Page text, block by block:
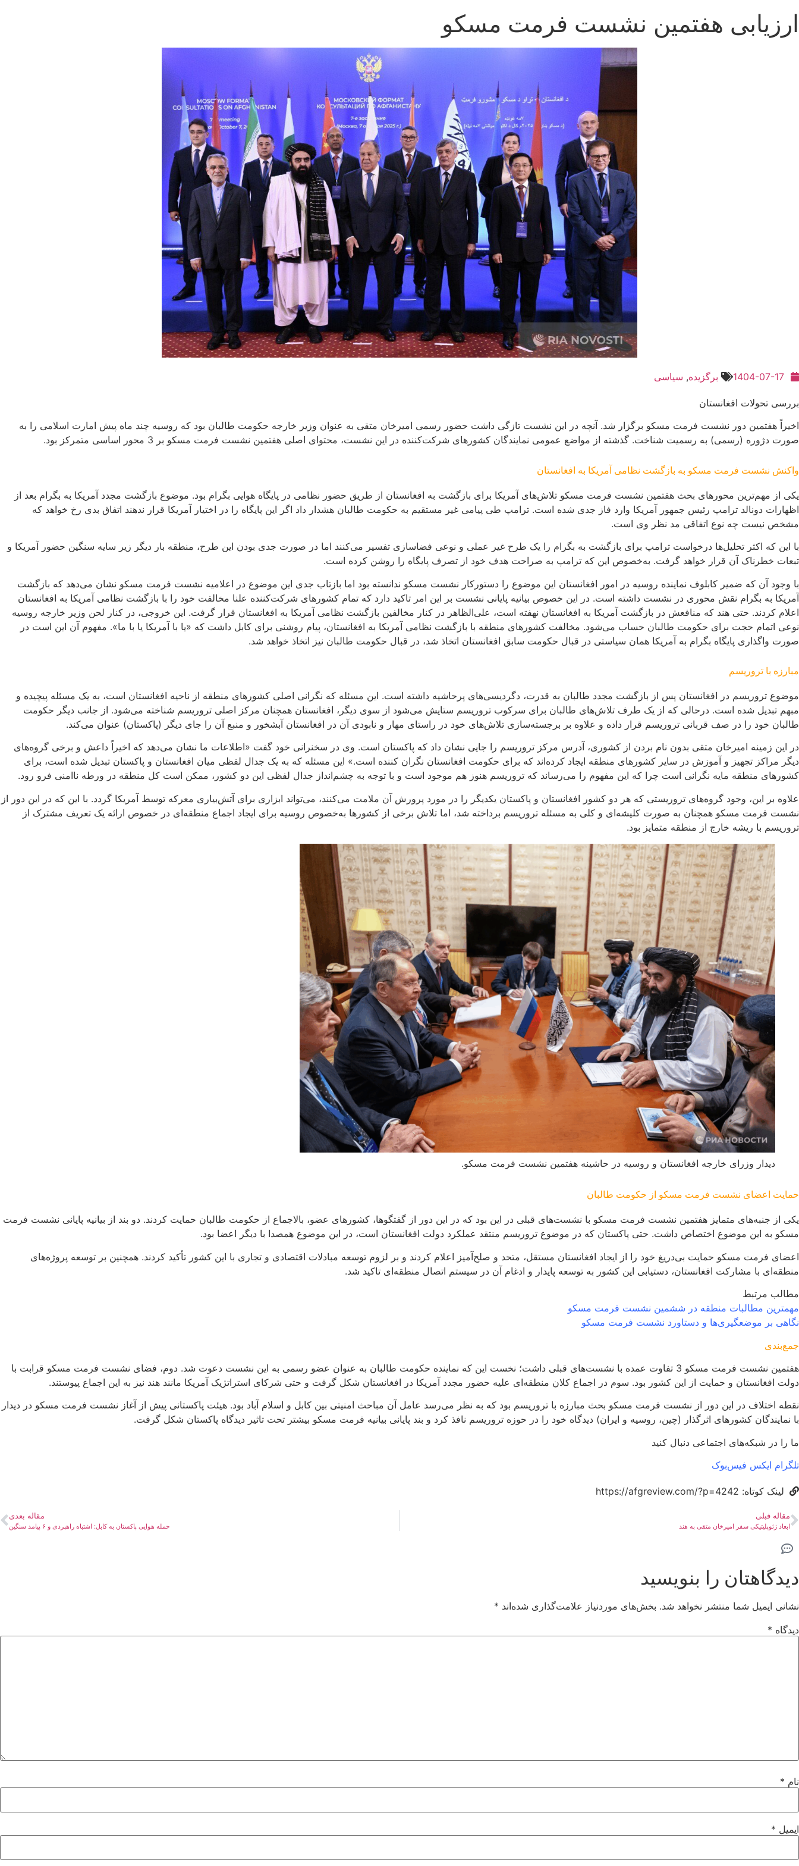
ارزیابی هفتمین نشست فرمت مسکو
1404-07-17 برگزیده, سیاسی
بررسی تحولات افغانستان
اخیراً هفتمین دور نشست فرمت مسکو برگزار شد. آنچه در این نشست تازگی داشت حضور رسمی امیرخان متقی به عنوان وزیر خارجه حکومت طالبان بود که روسیه چند ماه پیش امارت اسلامی را به
صورت دژوره (رسمی) به رسمیت شناخت. گذشته از مواضع عمومی نمایندگان کشورهای شرکت‌کننده در این نشست، محتوای اصلی هفتمین نشست فرمت مسکو بر 3 محور اساسی متمرکز بود.
واکنش نشست فرمت مسکو به بازگشت نظامی آمریکا به افغانستان
یکی از مهم‌ترین محورهای بحث هفتمین نشست فرمت مسکو تلاش‌های آمریکا برای بازگشت به افغانستان از طریق حضور نظامی در پایگاه هوایی بگرام بود. موضوع بازگشت مجدد آمریکا به بگرام بعد از
اظهارات دونالد ترامپ رئیس جمهور آمریکا وارد فاز جدی شده است. ترامپ طی پیامی غیر مستقیم به حکومت طالبان هشدار داد اگر این پایگاه را در اختیار آمریکا قرار ندهند اتفاق بدی رخ خواهد که
مشخص نیست چه نوع اتفاقی مد نظر وی است.
با این که اکثر تحلیل‌ها درخواست ترامپ برای بازگشت به بگرام را یک طرح غیر عملی و نوعی فضاسازی تفسیر می‌کنند اما در صورت جدی بودن این طرح، منطقه بار دیگر زیر سایه سنگین حضور آمریکا و
تبعات خطرناک آن قرار خواهد گرفت. به‌خصوص این که ترامپ به صراحت هدف خود از تصرف پایگاه را روشن کرده است.
با وجود آن که ضمیر کابلوف نماینده روسیه در امور افغانستان این موضوع را دستورکار نشست مسکو ندانسته بود اما بازتاب جدی این موضوع در اعلامیه نشست فرمت مسکو نشان می‌دهد که بازگشت
آمریکا به بگرام نقش محوری در نشست داشته است. در این خصوص بیانیه پایانی نشست بر این امر تاکید دارد که تمام کشورهای شرکت‌کننده علنا مخالفت خود را با بازگشت نظامی آمریکا به افغانستان
اعلام کردند. حتی هند که منافعش در بازگشت آمریکا به افغانستان نهفته است، علی‌الظاهر در کنار مخالفین بازگشت نظامی آمریکا به افغانستان قرار گرفت. این خروجی، در کنار لحن وزیر خارجه روسیه
نوعی اتمام حجت برای حکومت طالبان حساب می‌شود. مخالفت کشورهای منطقه با بازگشت نظامی آمریکا به افغانستان، پیام روشنی برای کابل داشت که «یا با آمریکا یا با ما». مفهوم آن این است در
صورت واگذاری پایگاه بگرام به آمریکا همان‌ سیاستی در قبال حکومت سابق افغانستان اتخاذ شد، در قبال حکومت طالبان نیز اتخاذ خواهد شد.
مبارزه با تروریسم
موضوع تروریسم در افغانستان پس از بازگشت مجدد طالبان به قدرت، دگردیسی‌های پرحاشیه‌ داشته است. این مسئله که نگرانی اصلی کشورهای منطقه از ناحیه افغانستان است،‌ به یک مسئله پیچیده و
مبهم تبدیل شده است. درحالی که از یک طرف تلاش‌های طالبان برای سرکوب تروریسم ستایش می‌شود از سوی دیگر، افغانستان همچنان مرکز اصلی تروریسم شناخته می‌شود. از جانب دیگر حکومت
طالبان خود را در صف قربانی تروریسم قرار داده و علاوه بر برجسته‌سازی تلاش‌های خود در راستای مهار و نابودی آن در افغانستان آبشخور و منبع آن را جای دیگر (پاکستان) عنوان می‌کند.
در این زمینه امیرخان متقی بدون نام بردن از کشوری، آدرس مرکز تروریسم را جایی نشان داد که پاکستان است. وی در سخنرانی خود گفت «اطلاعات ما نشان می‌دهد که اخیراً داعش و برخی گروه‌های
دیگر مراکز تجهیز و آموزش در سایر کشورهای منطقه ایجاد کرده‌اند که برای حکومت افغانستان نگران ‌کننده است.» این مسئله که به یک جدال لفظی میان افغانستان و پاکستان تبدیل شده است، برای
کشورهای منطقه مایه نگرانی است چرا که این مفهوم را می‌رساند که تروریسم هنوز هم موجود است و با توجه به چشم‌انداز جدال لفظی این دو کشور، ممکن است کل منطقه در ورطه ناامنی فرو رود.
علاوه بر این، وجود گروه‌های تروریستی که هر دو کشور افغانستان و پاکستان یکدیگر را در مورد پرورش آن ملامت می‌کنند، می‌‌تواند ابزاری برای آتش‌بیاری معرکه توسط آمریکا گردد. با این که در این دور از
نشست فرمت مسکو همچنان به صورت کلیشه‌ای و کلی به مسئله تروریسم برداخته شد، اما تلاش برخی از کشورها به‌خصوص روسیه برای ایجاد اجماع منطقه‌ای در خصوص ارائه یک تعریف مشترک از
تروریسم با ریشه خارج از منطقه متمایز بود.
دیدار وزرای خارجه افغانستان و روسیه در حاشینه هفتمین نشست فرمت مسکو.
حمایت اعضای نشست فرمت مسکو از حکومت طالبان
یکی از جنبه‌های متمایز هفتمین نشست فرمت مسکو با نشست‌های قبلی در این بود که در این دور از گفتگوها، کشورهای عضو، بالاجماع از حکومت طالبان حمایت کردند. دو بند از بیانیه پایانی نشست فرمت
مسکو به این موضوع اختصاص داشت. حتی پاکستان که در موضوع تروریسم منتقد عملکرد دولت افغانستان است، در این موضوع همصدا با دیگر اعضا بود.
اعضای فرمت مسکو حمایت بی‌دریغ خود را از ایجاد افغانستان مستقل، متحد و صلح‌آمیز اعلام کردند و بر لزوم توسعه مبادلات اقتصادی و تجاری با این کشور تأکید کردند. همچنین بر توسعه پروژه‌های
منطقه‌ای با مشارکت افغانستان، دستیابی این کشور به توسعه پایدار و ادغام آن در سیستم اتصال منطقه‌ای تاکید شد.
مطالب مرتبط
مهمترین مطالبات منطقه در ششمین نشست فرمت مسکو
نگاهی بر موضعگیری‌ها و دستاورد نشست فرمت مسکو
جمع‌بندی
هفتمین نشست فرمت مسکو 3 تفاوت عمده با نشست‌های قبلی داشت؛ نخست این که نماینده حکومت طالبان به عنوان عضو رسمی به این نشست دعوت شد. دوم، فضای نشست فرمت مسکو قرابت با
دولت افغانستان و حمایت از این کشور بود. سوم در اجماع کلان منطقه‌ای علیه حضور مجدد آمریکا در افغانستان شکل گرفت و حتی شرکای استراتژیک آمریکا مانند هند نیز به این اجماع پیوستند.
نقطه اختلاف در این دور از نشست فرمت مسکو بحث مبارزه با تروریسم بود که به نظر می‌رسد عامل آن مباحث امنیتی بین کابل و اسلام آباد بود. هیئت پاکستانی پیش از آغاز نشست فرمت مسکو در دیدار
با نمایندگان کشورهای اثرگذار (چین، روسیه و ایران) دیدگاه خود را در حوزه تروریسم نافذ کرد و بند پایانی بیانیه فرمت مسکو بیشتر تحت تاثیر دیدگاه پاکستان شکل گرفت.
ما را در شبکه‌های اجتماعی دنبال کنید
تلگرام ایکس فیس‌بوک
لینک کوتاه: https://afgreview.com/?p=4242
مقاله قبلی
ابعاد ژئوپلیتیکی سفر امیرخان متقی به هند
مقاله بعدی
حمله هوایی پاکستان به کابل: اشتباه راهبردی و ۶ پیامد سنگین
دیدگاهتان را بنویسید
نشانی ایمیل شما منتشر نخواهد شد. بخش‌های موردنیاز علامت‌گذاری شده‌اند *
دیدگاه *
نام *
ایمیل *